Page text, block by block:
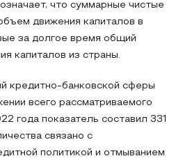
что суммарные чистые
движения капиталов в
за долгое время общий
капиталов из страны.
кредитно-банковской сферы
всего рассматриваемого
года показатель составил 331
связано с
политикой и отмыванием